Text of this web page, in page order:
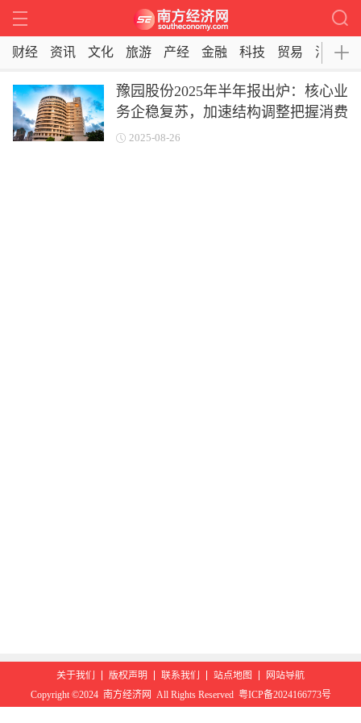
财经 资讯 文化 旅游 产经 金融 科技 贸易 消费
豫园股份2025年半年报出炉：核心业
务企稳复苏，加速结构调整把握消费
新机遇
2025-08-26
关于我们 版权声明 联系我们 站点地图
网站导航
Copyright ©2024 南方经济网 All Rights Reserved 粤ICP备2024166773号